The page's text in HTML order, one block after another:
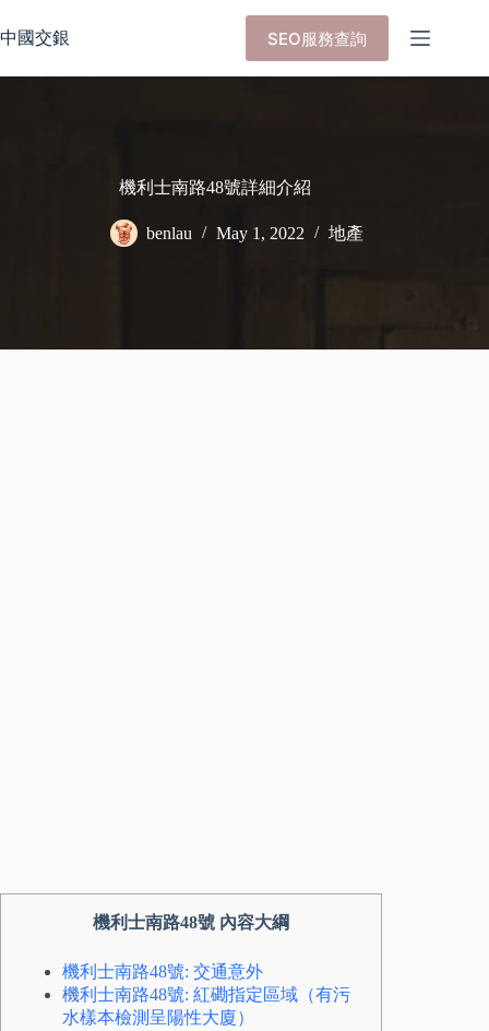
to
content
中國交銀 SEO服務查詢
機利士南路48號詳細介紹
benlau May 1, 2022 地產
機利士南路48號 內容大綱
機利士南路48號: 交通意外
機利士南路48號: 紅磡指定區域（有污
水樣本檢測呈陽性大廈）